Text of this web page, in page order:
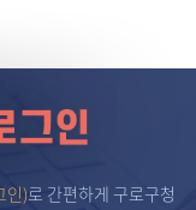
인)로 간편하게 구로구청